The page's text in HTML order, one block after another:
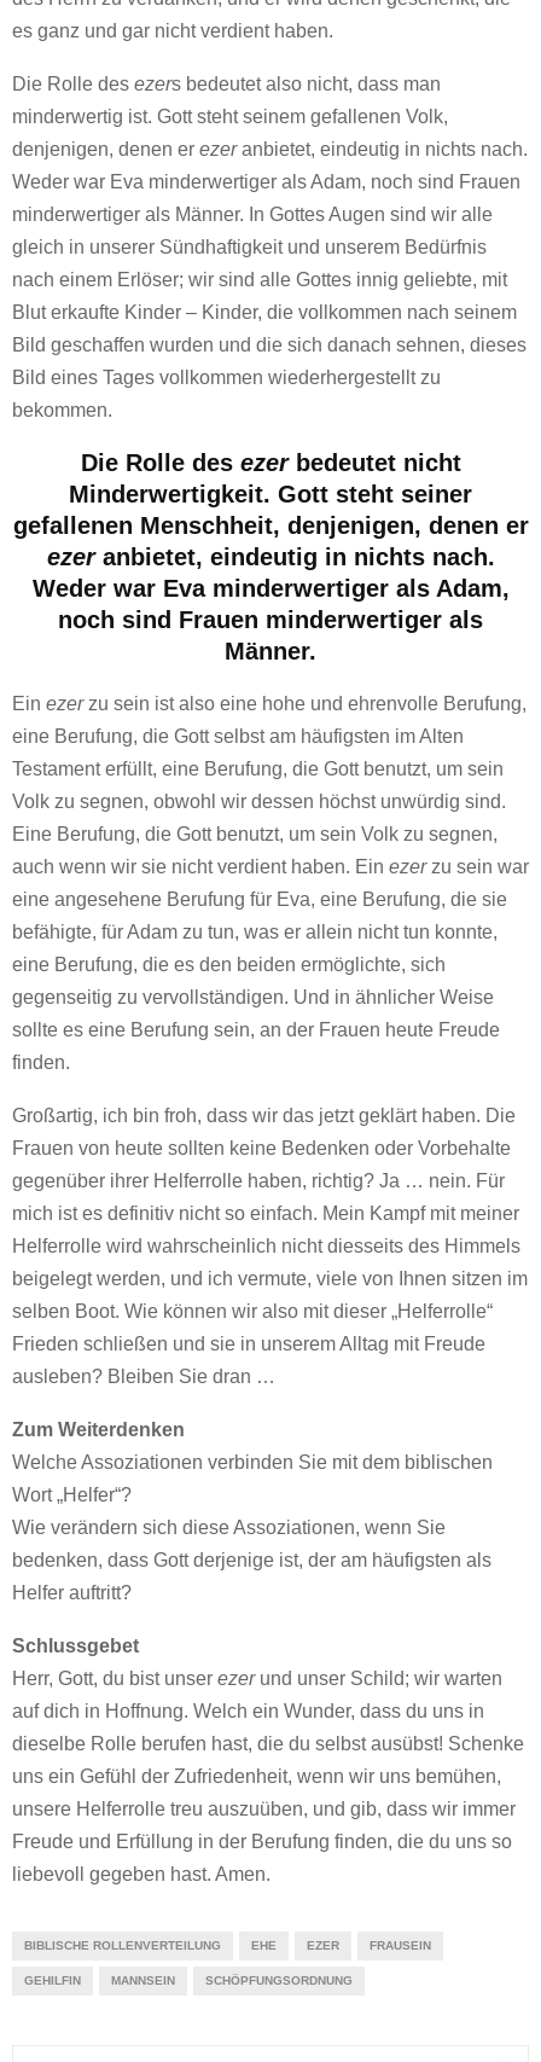
es ganz und gar nicht verdient haben.
Die Rolle des ezers bedeutet also nicht, dass man
minderwertig ist. Gott steht seinem gefallenen Volk,
denjenigen, denen er ezeranbietet, eindeutig in nichts nach.
Weder war Eva minderwertiger als Adam, noch sind Frauen
minderwertiger als Männer. In Gottes Augen sind wir alle
gleich in unserer Sündhaftigkeit und unserem Bedürfnis
nach einem Erlöser; wir sind alle Gottes innig geliebte, mit
Blut erkaufte Kinder – Kinder, die vollkommen nach seinem
Bild geschaffen wurden und die sich danach sehnen, dieses
Bild eines Tages vollkommen wiederhergestellt zu
bekommen.
Die Rolle des ezerbedeutet nicht
Minderwertigkeit. Gott steht seiner
gefallenen Menschheit, denjenigen, denen er
ezeranbietet, eindeutig in nichts nach.
Weder war Eva minderwertiger als Adam,
noch sind Frauen minderwertiger als
Männer.
Ein ezerzu sein ist also eine hohe und ehrenvolle Berufung,
eine Berufung, die Gott selbst am häufigsten im Alten
Testament erfüllt, eine Berufung, die Gott benutzt, um sein
Volk zu segnen, obwohl wir dessen höchst unwürdig sind.
Eine Berufung, die Gott benutzt, um sein Volk zu segnen,
auch wenn wir sie nicht verdient haben. Ein ezerzu sein war
eine angesehene Berufung für Eva, eine Berufung, die sie
befähigte, für Adam zu tun, was er allein nicht tun konnte,
eine Berufung, die es den beiden ermöglichte, sich
gegenseitig zu vervollständigen. Und in ähnlicher Weise
sollte es eine Berufung sein, an der Frauen heute Freude
finden.
Großartig, ich bin froh, dass wir das jetzt geklärt haben. Die
Frauen von heute sollten keine Bedenken oder Vorbehalte
gegenüber ihrer Helferrolle haben, richtig? Ja … nein. Für
mich ist es definitiv nicht so einfach. Mein Kampf mit meiner
Helferrolle wird wahrscheinlich nicht diesseits des Himmels
beigelegt werden, und ich vermute, viele von Ihnen sitzen im
selben Boot. Wie können wir also mit dieser „Helferrolle“
Frieden schließen und sie in unserem Alltag mit Freude
ausleben? Bleiben Sie dran …
Zum Weiterdenken
Welche Assoziationen verbinden Sie mit dem biblischen
Wort „Helfer“?
Wie verändern sich diese Assoziationen, wenn Sie
bedenken, dass Gott derjenige ist, der am häufigsten als
Helfer auftritt?
Schlussgebet
Herr, Gott, du bist unser ezerund unser Schild; wir warten
auf dich in Hoffnung. Welch ein Wunder, dass du uns in
dieselbe Rolle berufen hast, die du selbst ausübst! Schenke
uns ein Gefühl der Zufriedenheit, wenn wir uns bemühen,
unsere Helferrolle treu auszuüben, und gib, dass wir immer
Freude und Erfüllung in der Berufung finden, die du uns so
liebevoll gegeben hast. Amen.
BIBLISCHE ROLLENVERTEILUNG EHE EZER FRAUSEIN
GEHILFIN MANNSEIN SCHÖPFUNGSORDNUNG